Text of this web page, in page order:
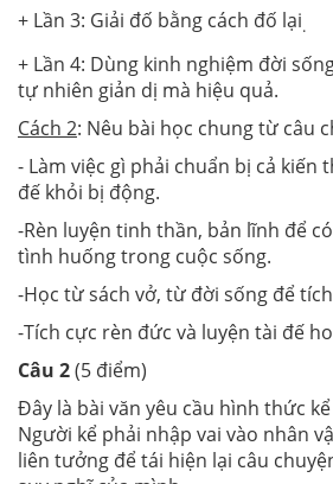
+ Lần 3: Giải đố bằng cách đố lại.
+ Lần 4: Dùng kinh nghiệm đời
tự nhiên giản dị mà hiệu quả.
Cách 2: Nêu bài học chung từ câu
- Làm việc gì phải chuẩn bị cả kiến
đế khỏi bị động.
-Rèn luyện tinh thần, bản lĩnh để
tình huống trong cuộc sống.
-Học từ sách vở, từ đời sống để
-Tích cực rèn đức và luyện tài đế
Câu 2(5 điểm)
Đây là bài văn yêu cầu hình thức
Người kể phải nhập vai vào nhân
liên tưởng để tái hiện lại câu